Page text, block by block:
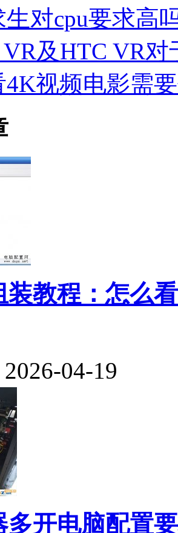
对cpu要求高
VR及HTC VR
4K视频电影需
装教程：怎么
2026-04-19
多开电脑配置